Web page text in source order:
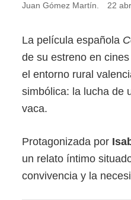
Juan Gómez Martín. 22
La película española
de su estreno en
el entorno rural
simbólica: la lucha de
vaca.
Protagonizada por
un relato íntimo
convivencia y la